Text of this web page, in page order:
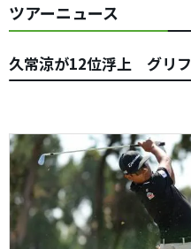
ツアーニュース
久常涼が12位浮上 グリ